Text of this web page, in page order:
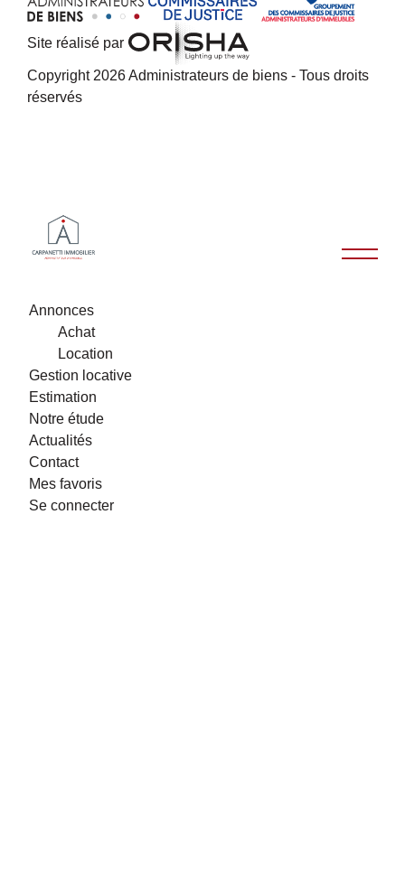
Site réalisé par
Copyright 2026 Administrateurs de biens - Tous droits
réservés
Annonces
Achat
Location
Gestion locative
Estimation
Notre étude
Actualités
Contact
Mes favoris
Se connecter